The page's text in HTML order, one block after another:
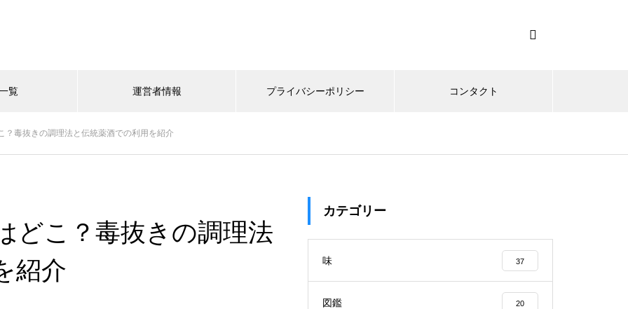
覧 運営者情報 プライバシーポリシー コンタクト
？毒抜きの調理法と伝統薬酒での利用を紹介
どこ？毒抜きの調理法
紹介
カテゴリー
味 37
図鑑 20